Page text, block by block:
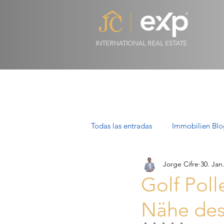
INTERNATIONAL REAL ESTATE
Todas las entradas Immobilien
Luxusimmobilien in Mallorca
Villen auf Mallorca: Luxus, Stil
Golf
Nähe
Jorge Cifre 30. Jan.